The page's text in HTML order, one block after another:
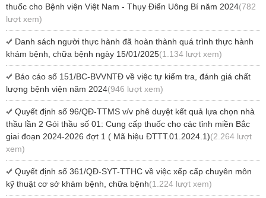
thuốc cho Bệnh viện Việt Nam - Thụy Điển Uông Bí năm 2024(782
lượt xem)
Danh sách người thực hành đã hoàn thành quá trình thực hành
khám bệnh, chữa bệnh ngày 15/01/2025(1.134 lượt xem)
Báo cáo số 151/BC-BVVNTĐ về việc tự kiểm tra, đánh giá chất
lượng bệnh viện năm 2024(946 lượt xem)
Quyết định số 96/QĐ-TTMS v/v phê duyệt kết quả lựa chọn nhà
thầu lần 2 Gói thầu số 01: Cung cấp thuốc cho các tỉnh miền Bắc
giai đoạn 2024-2026 đợt 1 ( Mã hiệu ĐTTT.01.2024.1)(2.264 lượt
xem)
Quyết định số 361/QĐ-SYT-TTHC về việc xếp cấp chuyên môn
kỹ thuật cơ sở khám bệnh, chữa bệnh(1.224 lượt xem)